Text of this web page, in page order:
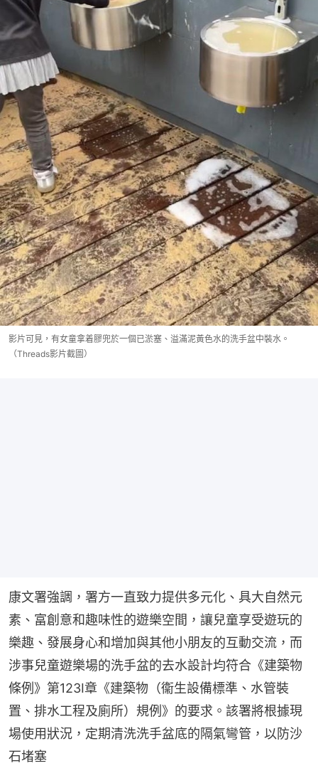
影片可見，有女童拿着膠兜於一個已淤塞、溢滿泥黃色水的洗手盆中裝水。
（Threads影片截圖）
康文署強調，署方一直致力提供多元化、具大自然元
素、富創意和趣味性的遊樂空間，讓兒童享受遊玩的
樂趣、發展身心和增加與其他小朋友的互動交流，而
涉事兒童遊樂場的洗手盆的去水設計均符合《建築物
條例》第123I章《建築物（衞生設備標準、水管裝
置、排水工程及廁所）規例》的要求。該署將根據現
場使用狀況，定期清洗洗手盆底的隔氣彎管，以防沙
石堵塞